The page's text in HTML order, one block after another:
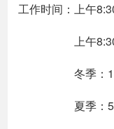
工作时间：上午
上午8:30-
冬季：10月
夏季：5月1